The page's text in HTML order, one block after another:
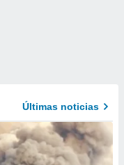
Últimas noticias